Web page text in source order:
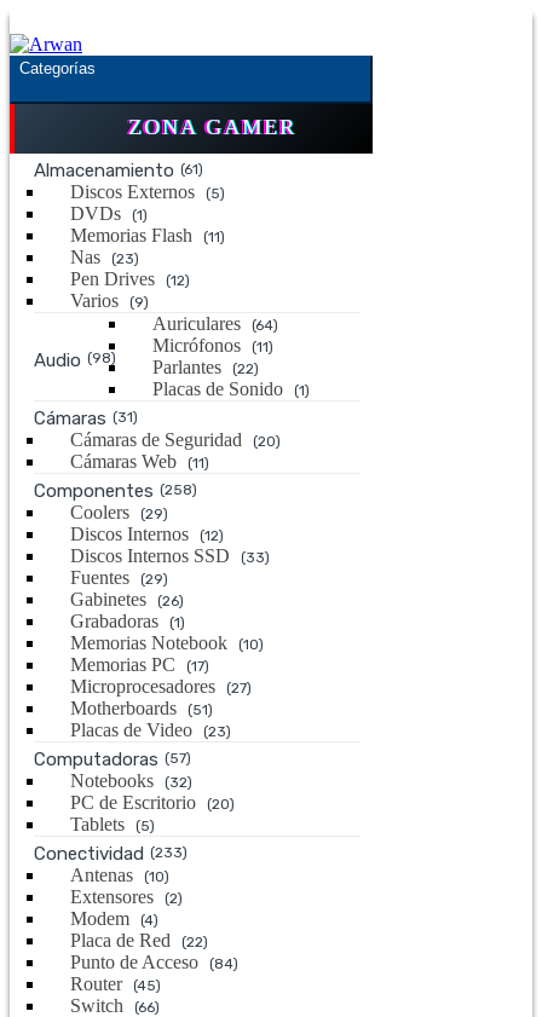
Saltar
a
la
navegación
Saltar
al
contenido
Categorías
ZONA GAMER
Almacenamiento (61)
Discos Externos (5)
DVDs (1)
Memorias Flash (11)
Nas (23)
Pen Drives (12)
Varios (9)
Audio (98)
Auriculares (64)
Micrófonos (11)
Parlantes (22)
Placas de Sonido (1)
Cámaras (31)
Cámaras de Seguridad (20)
Cámaras Web (11)
Componentes (258)
Coolers (29)
Discos Internos (12)
Discos Internos SSD (33)
Fuentes (29)
Gabinetes (26)
Grabadoras (1)
Memorias Notebook (10)
Memorias PC (17)
Microprocesadores (27)
Motherboards (51)
Placas de Video (23)
Computadoras (57)
Notebooks (32)
PC de Escritorio (20)
Tablets (5)
Conectividad (233)
Antenas (10)
Extensores (2)
Modem (4)
Placa de Red (22)
Punto de Acceso (84)
Router (45)
Switch (66)